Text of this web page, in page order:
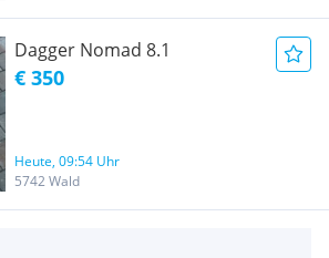
Dagger Nomad 8.1
€ 350
Heute, 09:54 Uhr
5742 Wald